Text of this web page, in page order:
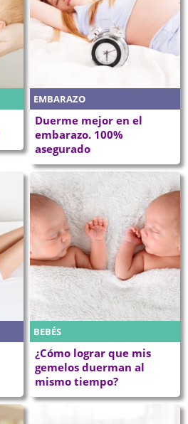
EMBARAZO
Duerme mejor en el
embarazo. 100%
asegurado
BEBÉS
¿Cómo lograr que mis
gemelos duerman al
mismo tiempo?